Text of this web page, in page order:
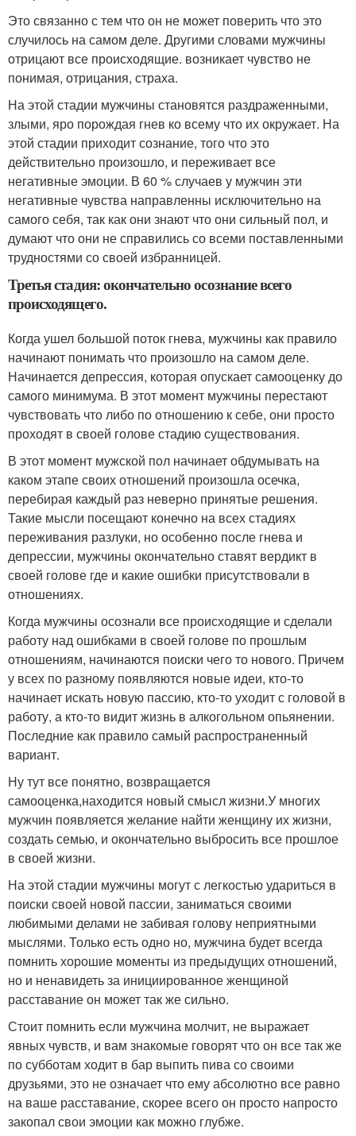
Это связанно с тем что он не может поверить что это
случилось на самом деле. Другими словами мужчины
отрицают все происходящие. возникает чувство не
понимая, отрицания, страха.
На этой стадии мужчины становятся раздраженными,
злыми, яро порождая гнев ко всему что их окружает. На
этой стадии приходит сознание, того что это
действительно произошло, и переживает все
негативные эмоции. В 60 % случаев у мужчин эти
негативные чувства направленны исключительно на
самого себя, так как они знают что они сильный пол, и
думают что они не справились со всеми поставленными
трудностями со своей избранницей.
Третья стадия: окончательно осознание всего
происходящего.
Когда ушел большой поток гнева, мужчины как правило
начинают понимать что произошло на самом деле.
Начинается депрессия, которая опускает самооценку до
самого минимума. В этот момент мужчины перестают
чувствовать что либо по отношению к себе, они просто
проходят в своей голове стадию существования.
В этот момент мужской пол начинает обдумывать на
каком этапе своих отношений произошла осечка,
перебирая каждый раз неверно принятые решения.
Такие мысли посещают конечно на всех стадиях
переживания разлуки, но особенно после гнева и
депрессии, мужчины окончательно ставят вердикт в
своей голове где и какие ошибки присутствовали в
отношениях.
Когда мужчины осознали все происходящие и сделали
работу над ошибками в своей голове по прошлым
отношениям, начинаются поиски чего то нового. Причем
у всех по разному появляются новые идеи, кто-то
начинает искать новую пассию, кто-то уходит с головой в
работу, а кто-то видит жизнь в алкогольном опьянении.
Последние как правило самый распространенный
вариант.
Ну тут все понятно, возвращается
самооценка,находится новый смысл жизни.У многих
мужчин появляется желание найти женщину их жизни,
создать семью, и окончательно выбросить все прошлое
в своей жизни.
На этой стадии мужчины могут с легкостью удариться в
поиски своей новой пассии, заниматься своими
любимыми делами не забивая голову неприятными
мыслями. Только есть одно но, мужчина будет всегда
помнить хорошие моменты из предыдущих отношений,
но и ненавидеть за инициированное женщиной
расставание он может так же сильно.
Стоит помнить если мужчина молчит, не выражает
явных чувств, и вам знакомые говорят что он все так же
по субботам ходит в бар выпить пива со своими
друзьями, это не означает что ему абсолютно все равно
на ваше расставание, скорее всего он просто напросто
закопал свои эмоции как можно глубже.